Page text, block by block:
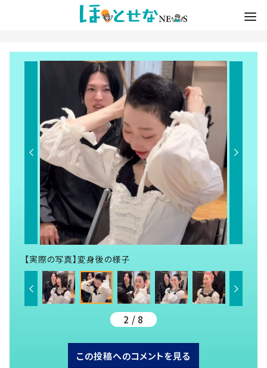
【実際の写真】変身後の様子
2 / 8
この投稿へのコメントを見る